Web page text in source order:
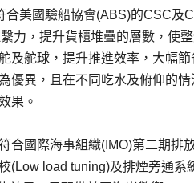
美國驗船協會(ABS)的CSC及
力，提升貨櫃堆疊的層數，使
及舵球，提升推進效率，大幅
優異，且在不同吃水及俯仰的
果。
合國際海事組織(IMO)第二期排
(Low load tuning)及排煙旁通系